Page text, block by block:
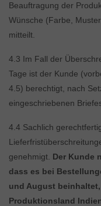
Beauftragung der
Wünsche (Farbe,
mitteilt.
4.3 Im Fall der
Tage ist der Kunde
4.5) berechtigt, nach
eingeschriebenen
4.4 Sachlich
genehmigt. Der Kunde
dass es bei
und August
Produktionsland